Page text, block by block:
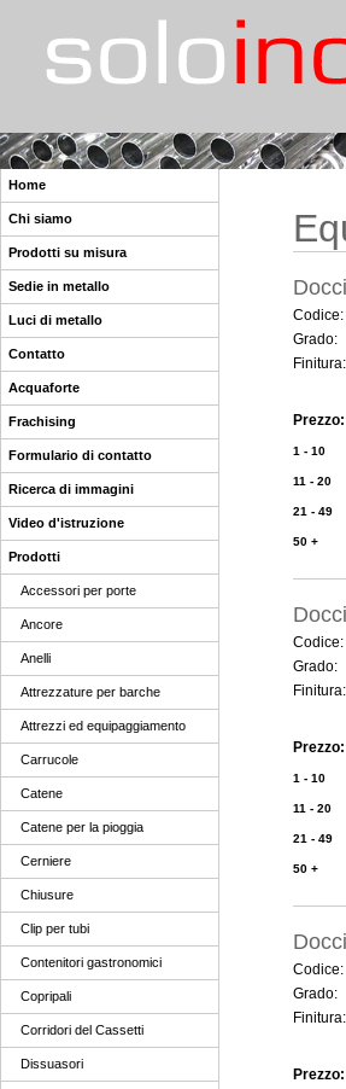
Home
Chi siamo
Prodotti su misura
Sedie in metallo
Luci di metallo
Contatto
Acquaforte
Frachising
Formulario di contatto
Ricerca di immagini
Video d'istruzione
Prodotti
Accessori per porte
Ancore
Anelli
Attrezzature per barche
Attrezzi ed equipaggiamento
Carrucole
Catene
Catene per la pioggia
Cerniere
Chiusure
Clip per tubi
Contenitori gastronomici
Copripali
Corridori del Cassetti
Dissuasori
Codice:
Grado:
Finitura:
Prezzo:
1 - 10
11 - 20
21 - 49
50 +
Codice:
Grado:
Finitura:
Prezzo:
1 - 10
11 - 20
21 - 49
50 +
Codice:
Grado:
Finitura:
Prezzo: